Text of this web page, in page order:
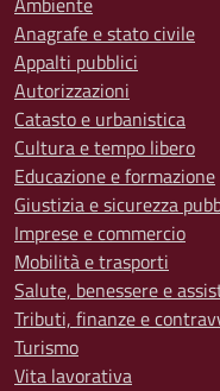
Anagrafe e stato civile
Appalti pubblici
Autorizzazioni
Catasto e urbanistica
Cultura e tempo libero
Educazione e formazione
Giustizia e sicurezza
Imprese e commercio
Mobilità e trasporti
Salute, benessere e
Tributi, finanze e
Turismo
Vita lavorativa